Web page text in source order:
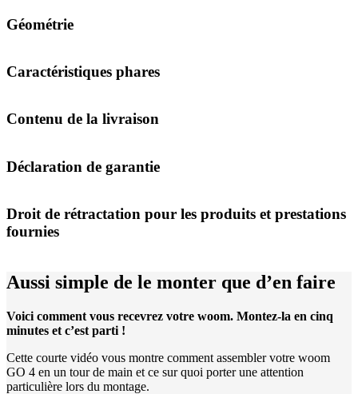
Géométrie
Caractéristiques phares
Contenu de la livraison
Déclaration de garantie
Droit de rétractation pour les produits et prestations
fournies
Aussi simple de le monter que d’en faire
Voici comment vous recevrez votre woom. Montez-la en cinq
minutes et c’est parti !
Cette courte vidéo vous montre comment assembler votre woom
GO 4 en un tour de main et ce sur quoi porter une attention
particulière lors du montage.